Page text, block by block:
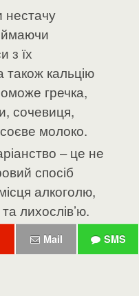
нестачу
з їх
також кальцію
гречка,
сочевиця,
молоко.
– це не
спосіб
алкоголю,
лихослів’ю.
Mail SMS